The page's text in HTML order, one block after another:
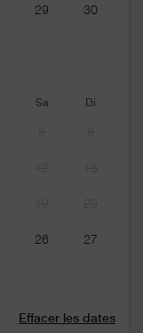
29 30
Sa Di
26 27
Effacer les dates